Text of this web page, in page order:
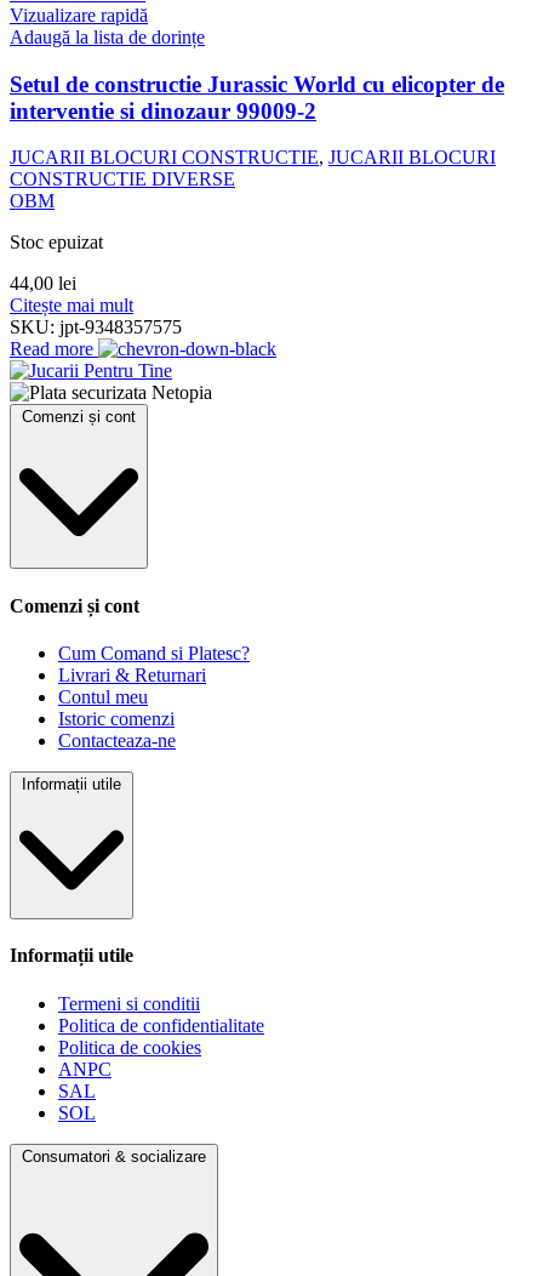
Vizualizare rapidă
Adaugă la lista de dorințe
Setul de constructie Jurassic World cu elicopter de
interventie si dinozaur 99009-2
JUCARII BLOCURI CONSTRUCTIE, JUCARII BLOCURI
CONSTRUCTIE DIVERSE
OBM
Stoc epuizat
44,00 lei
Citește mai mult
SKU: jpt-9348357575
Read more
Comenzi și cont
Comenzi și cont
Cum Comand si Platesc?
Livrari & Returnari
Contul meu
Istoric comenzi
Contacteaza-ne
Informații utile
Informații utile
Termeni si conditii
Politica de confidentialitate
Politica de cookies
ANPC
SAL
SOL
Consumatori & socializare